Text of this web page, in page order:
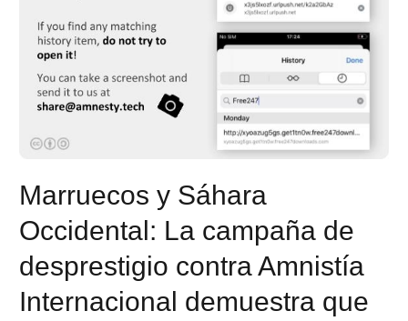
Marruecos y Sáhara
Occidental: La campaña de
desprestigio contra Amnistía
Internacional demuestra que